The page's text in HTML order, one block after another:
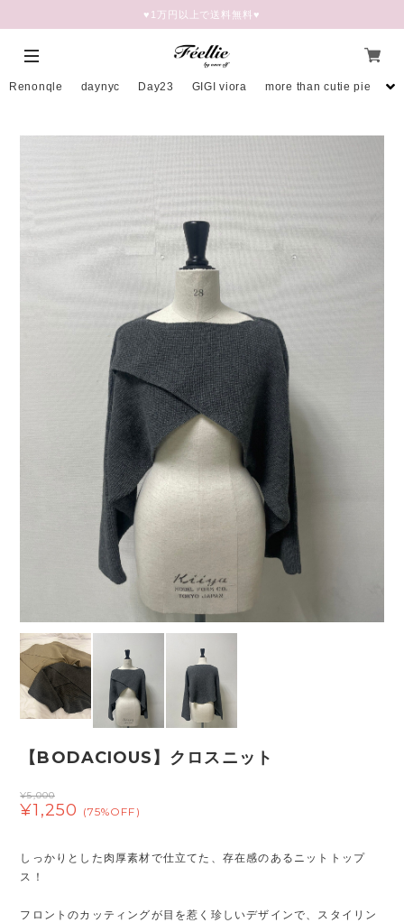
♥︎1万円以上で送料無料♥
Renonqle daynyc Day23 GIGI viora more than cutie pie
【BODACIOUS】クロスニット
¥5,000
¥1,250 (75%OFF)
しっかりとした肉厚素材で仕立てた、存在感のあるニットトップ
ス！
フロントのカッティングが目を惹く珍しいデザインで、スタイリン